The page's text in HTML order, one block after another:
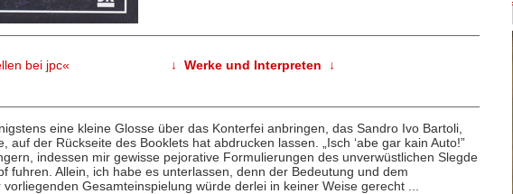
bei jpc« ↓ Werke und Interpreten ↓
eine kleine Glosse über das Konterfei anbringen, das Sandro Ivo Bartoli,
auf der Rückseite des Booklets hat abdrucken lassen. „Isch ‘abe gar kain Auto!”
indessen mir gewisse pejorative Formulierungen des unverwüstlichen Slegde
fuhren. Allein, ich habe es unterlassen, denn der Bedeutung und dem
Gesamteinspielung würde derlei in keiner Weise gerecht ...